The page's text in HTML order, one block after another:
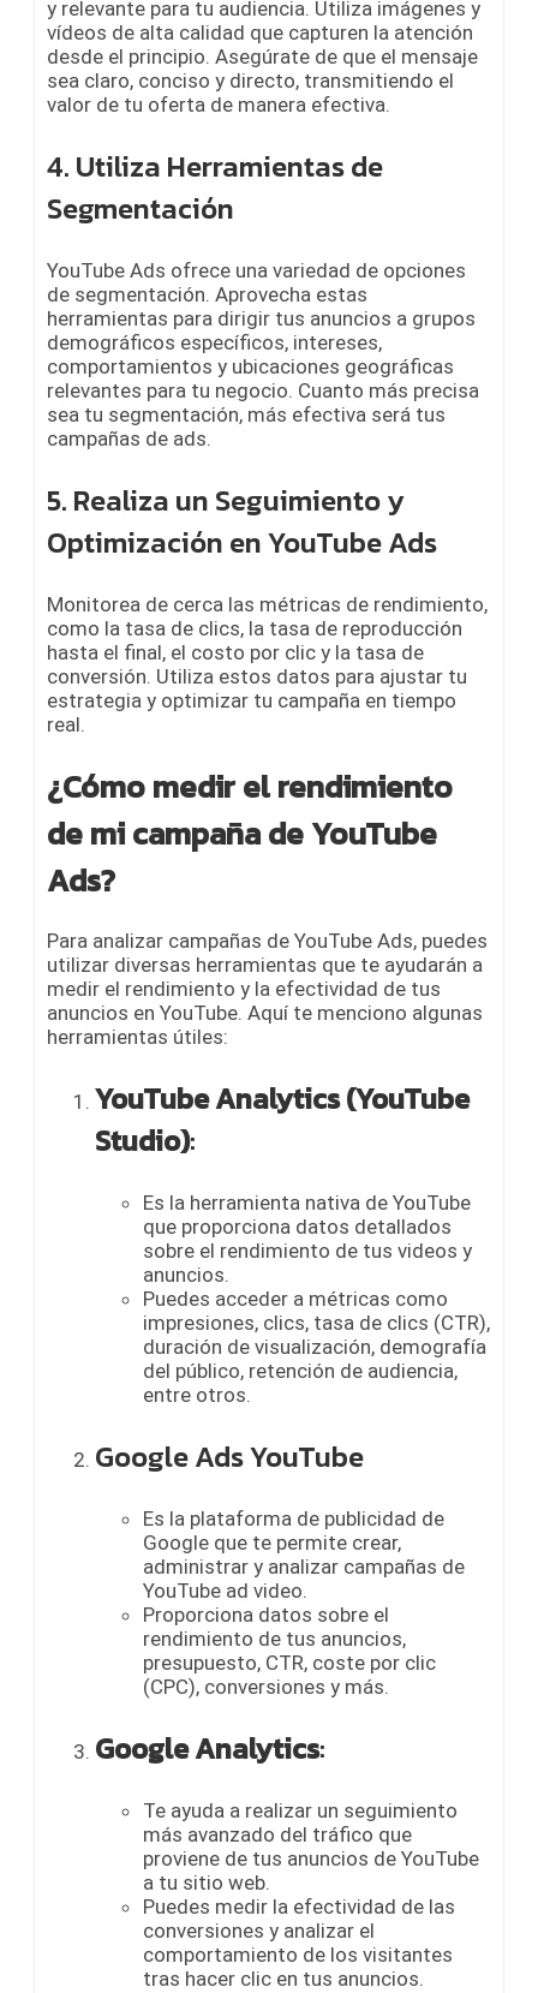
y relevante para tu audiencia. Utiliza imágenes y
vídeos de alta calidad que capturen la atención
desde el principio. Asegúrate de que el mensaje
sea claro, conciso y directo, transmitiendo el
valor de tu oferta de manera efectiva.
4. Utiliza Herramientas de
Segmentación
YouTube Ads ofrece una variedad de opciones
de segmentación. Aprovecha estas
herramientas para dirigir tus anuncios a grupos
demográficos específicos, intereses,
comportamientos y ubicaciones geográficas
relevantes para tu negocio. Cuanto más precisa
sea tu segmentación, más efectiva será tus
campañas de ads.
5. Realiza un Seguimiento y
Optimización en YouTube Ads
Monitorea de cerca las métricas de rendimiento,
como la tasa de clics, la tasa de reproducción
hasta el final, el costo por clic y la tasa de
conversión. Utiliza estos datos para ajustar tu
estrategia y optimizar tu campaña en tiempo
real.
¿Cómo medir el rendimiento
de mi campaña de YouTube
Ads?
Para analizar campañas de YouTube Ads, puedes
utilizar diversas herramientas que te ayudarán a
medir el rendimiento y la efectividad de tus
anuncios en YouTube. Aquí te menciono algunas
herramientas útiles:
YouTube Analytics (YouTube
Studio):
Es la herramienta nativa de YouTube
que proporciona datos detallados
sobre el rendimiento de tus videos y
anuncios.
Puedes acceder a métricas como
impresiones, clics, tasa de clics (CTR),
duración de visualización, demografía
del público, retención de audiencia,
entre otros.
Google Ads YouTube
Es la plataforma de publicidad de
Google que te permite crear,
administrar y analizar campañas de
YouTube ad video.
Proporciona datos sobre el
rendimiento de tus anuncios,
presupuesto, CTR, coste por clic
(CPC), conversiones y más.
Google Analytics:
Te ayuda a realizar un seguimiento
más avanzado del tráfico que
proviene de tus anuncios de YouTube
a tu sitio web.
Puedes medir la efectividad de las
conversiones y analizar el
comportamiento de los visitantes
tras hacer clic en tus anuncios.